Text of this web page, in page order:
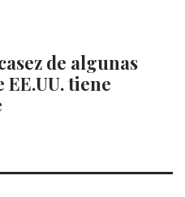
de algunas
tiene